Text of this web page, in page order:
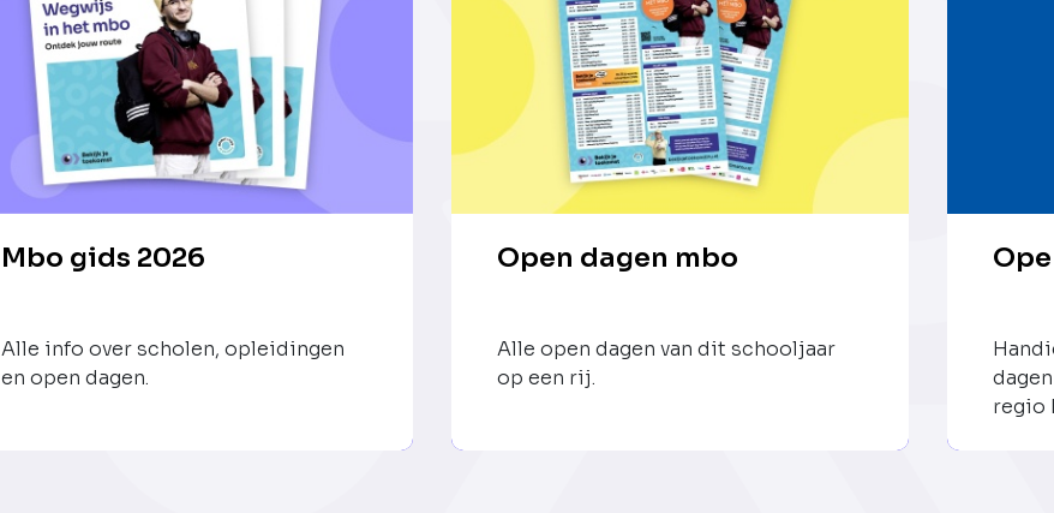
Mbo gids 2026
Alle info over scholen, opleidingen
en open dagen.
Open dagen mbo
Alle open dagen van dit schooljaar
op een rij.
regio